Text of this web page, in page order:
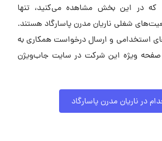
در این بخش مشاهده می‌کنید، تنها
شغلی ناریان مدرن پاسارگاد هستند.
استخدامی و ارسال درخواست همکاری به
صفحه ویژه این شرکت در سایت جاب‌ویژن
در ناریان مدرن پاسارگاد